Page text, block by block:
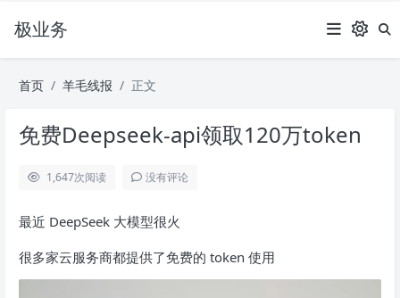
极业务
首页 羊毛线报 正文
免费Deepseek-api领取120万token
1,647次阅读 没有评论
最近 DeepSeek 大模型很火
很多家云服务商都提供了免费的 token 使用